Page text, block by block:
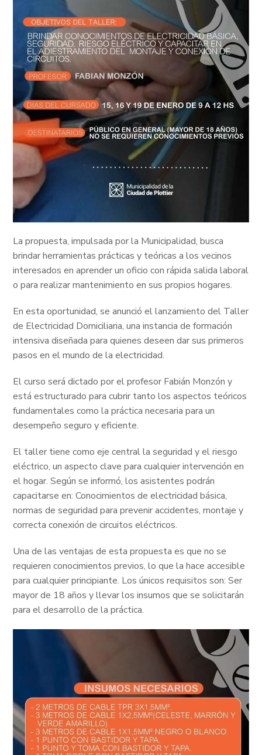
La propuesta, impulsada por la Municipalidad, busca
brindar herramientas prácticas y teóricas a los vecinos
interesados en aprender un oficio con rápida salida laboral
o para realizar mantenimiento en sus propios hogares.
En esta oportunidad, se anunció el lanzamiento del Taller
de Electricidad Domiciliaria, una instancia de formación
intensiva diseñada para quienes deseen dar sus primeros
pasos en el mundo de la electricidad.
El curso será dictado por el profesor Fabián Monzón y
está estructurado para cubrir tanto los aspectos teóricos
fundamentales como la práctica necesaria para un
desempeño seguro y eficiente.
El taller tiene como eje central la seguridad y el riesgo
eléctrico, un aspecto clave para cualquier intervención en
el hogar. Según se informó, los asistentes podrán
capacitarse en: Conocimientos de electricidad básica,
normas de seguridad para prevenir accidentes, montaje y
correcta conexión de circuitos eléctricos.
Una de las ventajas de esta propuesta es que no se
requieren conocimientos previos, lo que la hace accesible
para cualquier principiante. Los únicos requisitos son: Ser
mayor de 18 años y llevar los insumos que se solicitarán
para el desarrollo de la práctica.